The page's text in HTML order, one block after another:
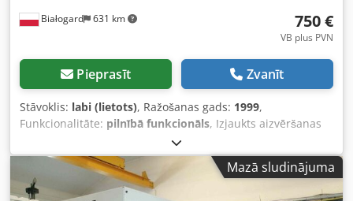
Białogard 631 km 750 €
VB plus PVN
Pieprasīt Zvanīt
Stāvoklis: labi (lietots), Ražošanas gads: 1999,
Funkcionalitāte: pilnībā funkcionāls, Izjaukts aizvēršanas
cilindrs no Arburg 420C 1000-350/150 Aizvēršanas spēks:
1000 kN Dodpsv T Niiofx Ap Iskr CENAS SAMAZINĀJUMS NO
950 UZ 750 EUR!!!
Mazā sludinājuma